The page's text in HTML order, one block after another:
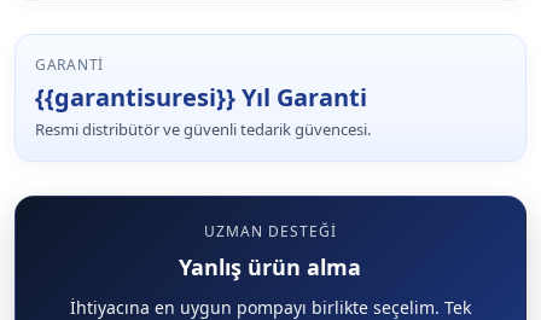
GARANTI
{{garantisuresi}} Yıl Garanti
Resmi distribütör ve güvenli tedarik güvencesi.
UZMAN DESTEĞI
Yanlış ürün alma
İhtiyacına en uygun pompayı birlikte seçelim. Tek